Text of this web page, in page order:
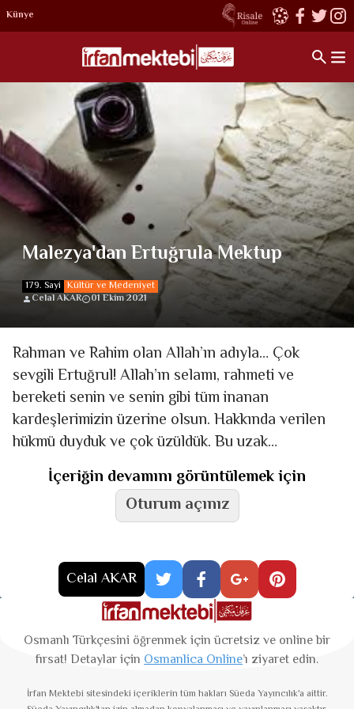
Künye
Malezya'dan Ertuğrula Mektup
179. Sayi Kültür ve Medeniyet
Celal AKAR
01 Ekim 2021
Rahman ve Rahim olan Allah’ın adıyla… Çok
sevgili Ertuğrul! Allah’ın selamı, rahmeti ve
bereketi senin ve senin gibi tüm inanan
kardeşlerimizin üzerine olsun. Hakkında verilen
hükmü duyduk ve çok üzüldük. Bu uzak
diyarlardan acı ve
İçeriğin devamını görüntülemek için
Oturum açınız
Celal AKAR
Osmanlı Türkçesini öğrenmek için ücretsiz ve online bir
fırsat! Detaylar için Osmanlica Online’ı ziyaret edin.
İrfan Mektebi sitesindeki içeriklerin tüm hakları Süeda Yayıncılık'a aittir.